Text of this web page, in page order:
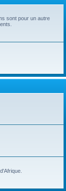
sont pour un autre